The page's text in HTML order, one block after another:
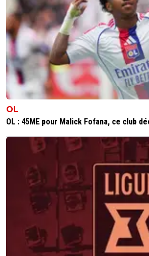
OL
OL : 45ME pour Malick Fofana, ce club